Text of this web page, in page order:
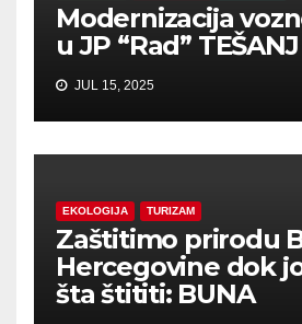
Modernizacija
u JP “Rad” TEŠANJ
JUL 15, 2025
EKOLOGIJA TURIZAM
Zaštitimo prirodu
Hercegovine dok
šta štititi: BUNA